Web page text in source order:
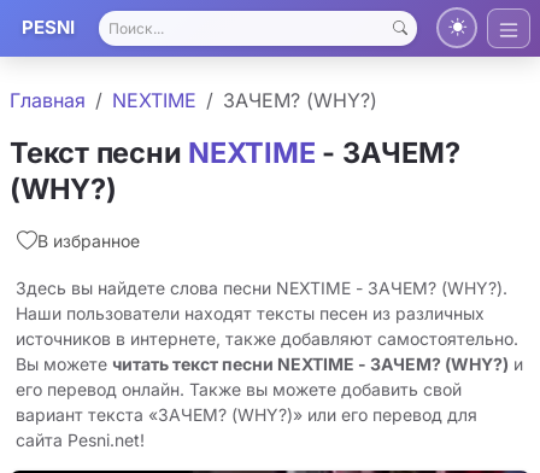
PESNI
Главная NEXTIME ЗАЧЕМ? (WHY?)
Текст песни NEXTIME - ЗАЧЕМ?
(WHY?)
В избранное
Здесь вы найдете слова песни NEXTIME - ЗАЧЕМ? (WHY?).
Наши пользователи находят тексты песен из различных
источников в интернете, также добавляют самостоятельно.
Вы можете читать текст песни NEXTIME - ЗАЧЕМ? (WHY?) и
его перевод онлайн. Также вы можете добавить свой
вариант текста «ЗАЧЕМ? (WHY?)» или его перевод для
сайта Pesni.net!